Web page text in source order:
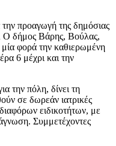
την προαγωγή της δημόσιας
Ο δήμος Βάρης, Βούλας,
φορά την καθιερωμένη
6 μέχρι και την
την πόλη, δίνει τη
σε δωρεάν ιατρικές
ειδικοτήτων, με
Συμμετέχοντες